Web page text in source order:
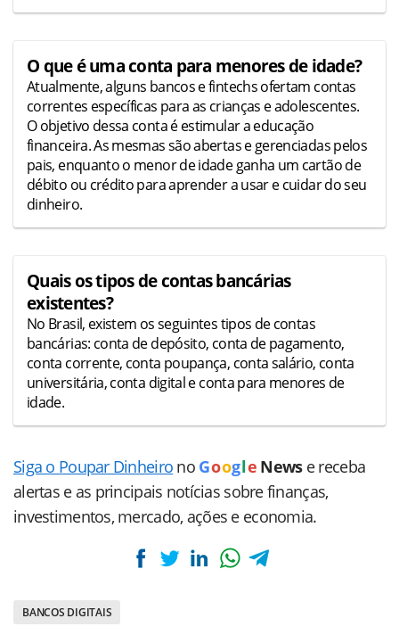
O que é uma conta para menores de idade?
Atualmente, alguns bancos e fintechs ofertam contas
correntes específicas para as crianças e adolescentes.
O objetivo dessa conta é estimular a educação
financeira. As mesmas são abertas e gerenciadas pelos
pais, enquanto o menor de idade ganha um cartão de
débito ou crédito para aprender a usar e cuidar do seu
dinheiro.
Quais os tipos de contas bancárias
existentes?
No Brasil, existem os seguintes tipos de contas
bancárias: conta de depósito, conta de pagamento,
conta corrente, conta poupança, conta salário, conta
universitária, conta digital e conta para menores de
idade.
Siga o Poupar Dinheiro no Goog le News e receba
alertas e as principais notícias sobre finanças,
investimentos, mercado, ações e economia.
BANCOS DIGITAIS